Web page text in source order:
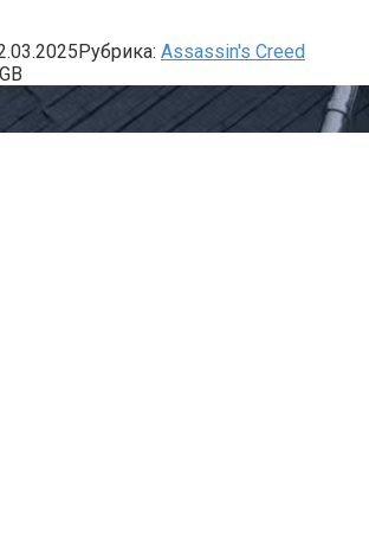
Рубрика: Assassin's Creed